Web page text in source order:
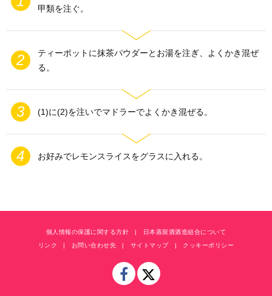
甲類を注ぐ。
ティーポットに抹茶パウダーとお湯を注ぎ、よくかき混ぜ
る。
(1)に(2)を注いでマドラーでよくかき混ぜる。
お好みでレモンスライスをグラスに入れる。
個人情報の保護に関する方針
日本蒸留酒酒造組合について
リンク
お問い合わせ先 サイトマップ クッキーポリシー